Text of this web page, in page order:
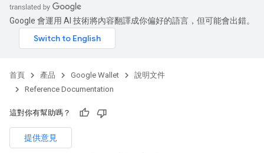
Google 會運用 AI 技術將內容翻譯成你偏好的語言，但可能會出錯。
首頁 產品 Google Wallet
說明文件
Reference Documentation
這對你有幫助嗎？
提供意見